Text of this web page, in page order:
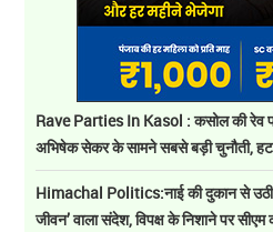
Rave Parties In Kasol : कसोल की रेव
अभिषेक सेकर के सामने सबसे बड़ी चुनौती,
Himachal Politics:नाई की दुकान से उठी
जीवन’ वाला संदेश, विपक्ष के निशाने पर सीएम